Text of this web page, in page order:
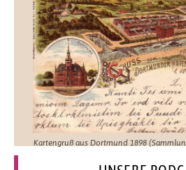
Kartengruß aus Dortmund 1898